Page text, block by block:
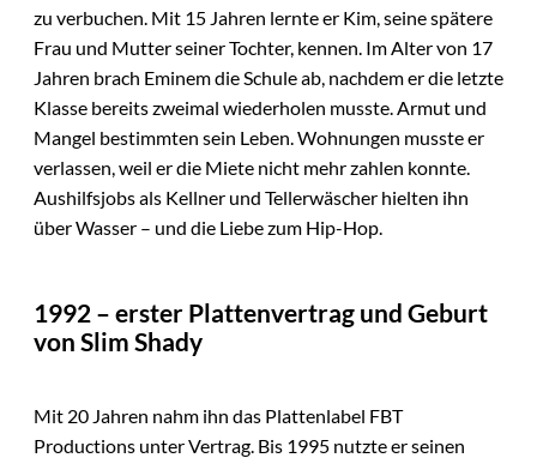
zu verbuchen. Mit 15 Jahren lernte er Kim, seine spätere
Frau und Mutter seiner Tochter, kennen. Im Alter von 17
Jahren brach Eminem die Schule ab, nachdem er die letzte
Klasse bereits zweimal wiederholen musste. Armut und
Mangel bestimmten sein Leben. Wohnungen musste er
verlassen, weil er die Miete nicht mehr zahlen konnte.
Aushilfsjobs als Kellner und Tellerwäscher hielten ihn
über Wasser – und die Liebe zum Hip-Hop.
1992 – erster Plattenvertrag und Geburt
von Slim Shady
Mit 20 Jahren nahm ihn das Plattenlabel FBT
Productions unter Vertrag. Bis 1995 nutzte er seinen